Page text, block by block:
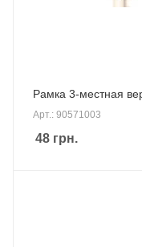
Рамка 3-местная
Арт.: 90571003
48 грн.